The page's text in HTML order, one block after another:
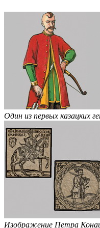
Один из первых казацких
Изображение Петра